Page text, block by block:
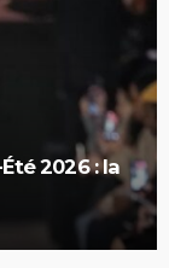
2026 : la